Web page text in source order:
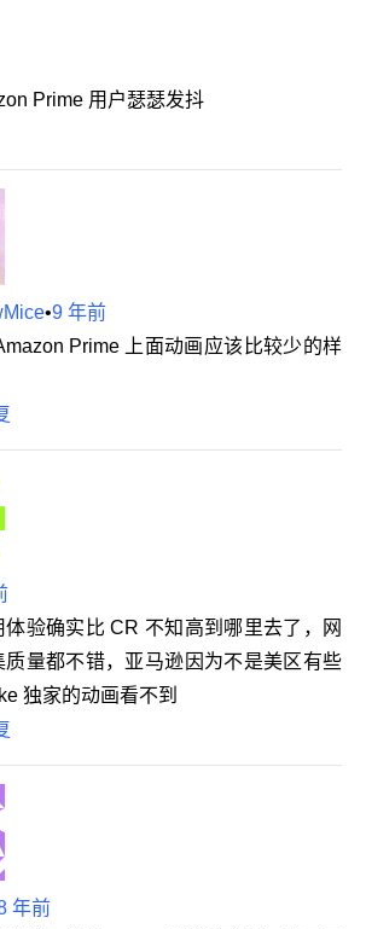
Prime 用户瑟瑟发抖
•9 年前
Prime 上面动画应该比较少的样
体验确实比 CR 不知高到哪里去了，网
质量都不错，亚马逊因为不是美区有些
独家的动画看不到
年前